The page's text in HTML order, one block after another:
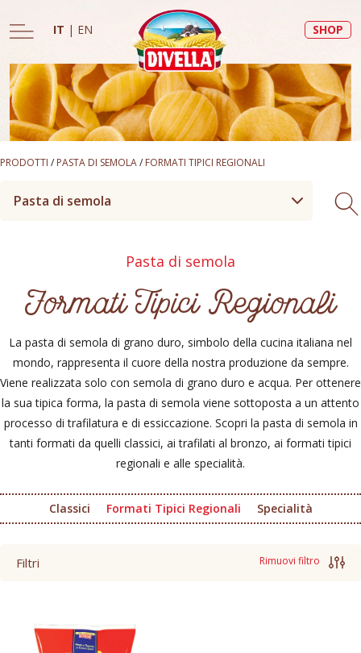
IT | EN SHOP
PRODOTTI / PASTA DI SEMOLA/ FORMATI TIPICI REGIONALI
Pasta di semola
Pasta di semola
Formati Tipici Regionali
La pasta di semola di grano duro, simbolo della cucina italiana nel
mondo, rappresenta il cuore della nostra produzione da sempre.
Viene realizzata solo con semola di grano duro e acqua. Per ottenere
la sua tipica forma, la pasta di semola viene sottoposta a un attento
processo di trafilatura e di essiccazione. Scopri la pasta di semola in
tanti formati da quelli classici, ai trafilati al bronzo, ai formati tipici
regionali e alle specialità.
Classici Formati Tipici Regionali Specialità
Filtri Rimuovi filtro